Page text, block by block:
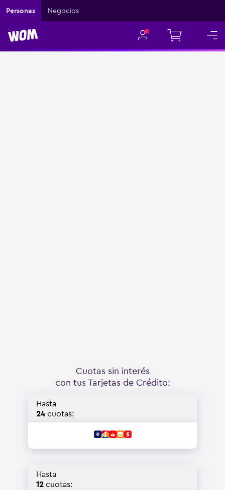
Personas Negocios
Cuotas sin interés
con tus Tarjetas de Crédito:
Hasta
24 cuotas:
Hasta
12 cuotas: